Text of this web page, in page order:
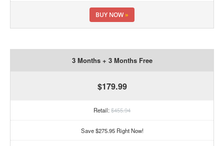
BUY NOW»
3 Months + 3 Months Free
$179.99
Retail:$455.94
Save $275.95 Right Now!